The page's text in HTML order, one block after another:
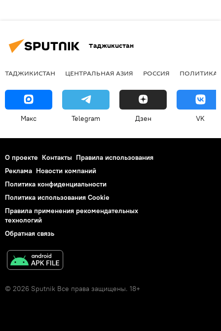
Таджикистан
ТАДЖИКИСТАН ЦЕНТРАЛЬНАЯ АЗИЯ РОССИЯ ПОЛИТИКА
Макс Telegram Дзен VK
О проекте Контакты Правила использования
Реклама Новости компаний
Политика конфиденциальности
Политика использования Cookie
Правила применения рекомендательных
технологий
Обратная связь
© 2026 Sputnik Все права защищены. 18+